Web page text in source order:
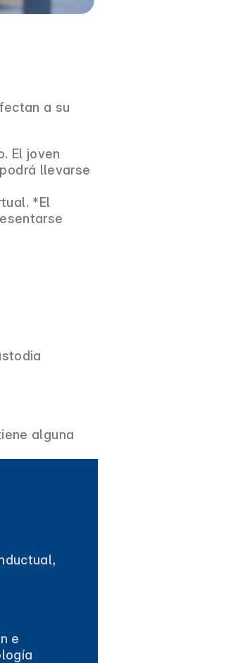
a su
El joven
llevarse
*El
alguna
e